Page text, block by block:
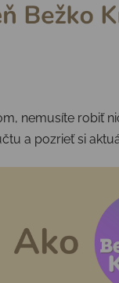
nemusíte robiť
a pozrieť si